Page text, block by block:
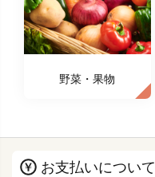
野菜・果物
お支払いについて